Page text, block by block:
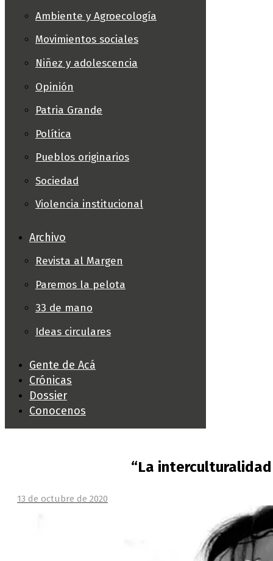
Ambiente y Agroecología
Movimientos sociales
Niñez y adolescencia
Opinión
Patria Grande
Política
Pueblos originarios
Sociedad
Violencia institucional
Archivo
Revista al Margen
Paremos la pelota
33 de mano
Ideas circulares
Gente de Acá
Crónicas
Dossier
Conocenos
“La
13 de octubre de 2020